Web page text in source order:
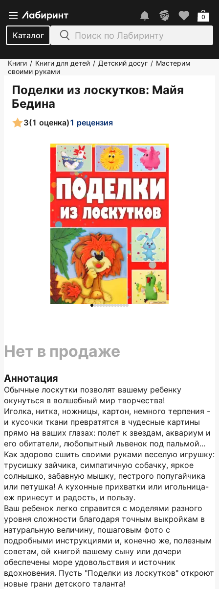
Каталог
0
Книги / Книги для детей / Детский досуг / Мастерим
своими руками
Поделки из лоскутков: Майя
Бедина
3(1 оценка)1 рецензия
Аннотация
Обычные лоскутки позволят вашему ребенку
окунуться в волшебный мир творчества!
Иголка, нитка, ножницы, картон, немного терпения -
и кусочки ткани превратятся в чудесные картины
прямо на ваших глазах: полет к звездам, аквариум и
его обитатели, любопытный львенок под пальмой...
Как здорово сшить своими руками веселую игрушку:
трусишку зайчика, симпатичную собачку, яркое
солнышко, забавную мышку, пестрого попугайчика
или петушка! А кухонные прихватки или игольница-
еж принесут и радость, и пользу.
Ваш ребенок легко справится с моделями разного
уровня сложности благодаря точным выкройкам в
натуральную величину, пошаговым фото с
подробными инструкциями и, конечно же, полезным
советам, ой книгой вашему сыну или дочери
обеспечены море удовольствия и источник
вдохновения. Пусть "Поделки из лоскутков" откроют
новые грани детского таланта!
Нет в продаже